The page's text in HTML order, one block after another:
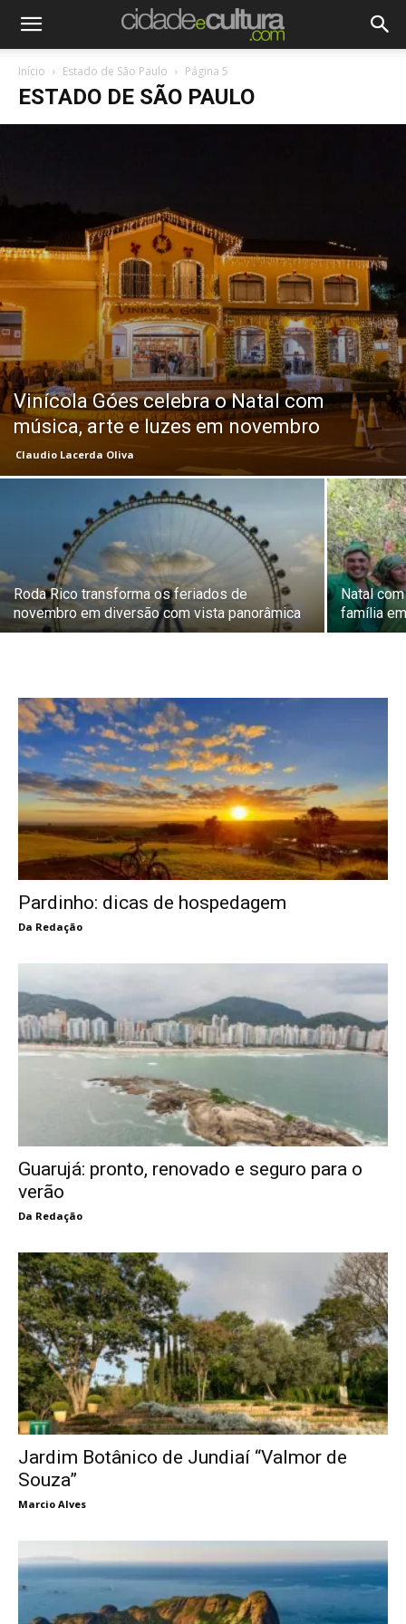
Início Estado de São Paulo Página 5
ESTADO DE SÃO PAULO
Vinícola Góes celebra o Natal com
música, arte e luzes em novembro
Claudio Lacerda Oliva
Roda Rico transforma os feriados de
novembro em diversão com vista panorâmica
Natal
família
Pardinho: dicas de hospedagem
Da Redação
Guarujá: pronto, renovado e seguro para o
verão
Da Redação
Jardim Botânico de Jundiaí “Valmor de
Souza”
Marcio Alves